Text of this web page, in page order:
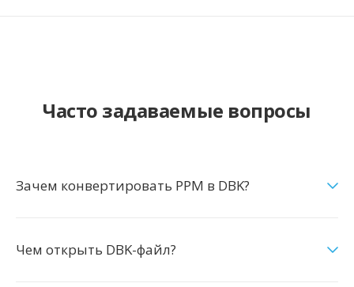
Часто задаваемые вопросы
Зачем конвертировать PPM в DBK?
Чем открыть DBK-файл?